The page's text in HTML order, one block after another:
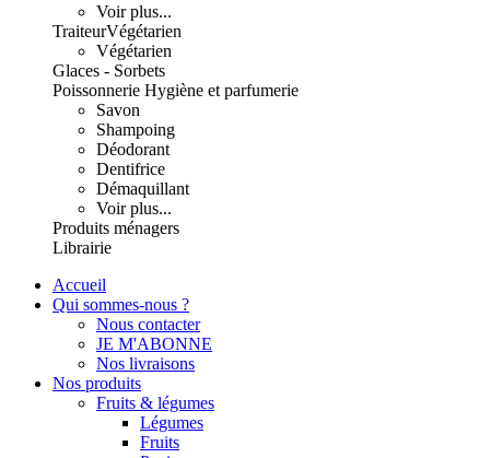
Voir plus...
TraiteurVégétarien
Végétarien
Glaces - Sorbets
Poissonnerie Hygiène et parfumerie
Savon
Shampoing
Déodorant
Dentifrice
Démaquillant
Voir plus...
Produits ménagers
Librairie
Accueil
Qui sommes-nous ?
Nous contacter
JE M'ABONNE
Nos livraisons
Nos produits
Fruits & légumes
Légumes
Fruits